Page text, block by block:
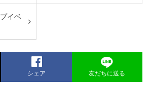
イベ
シェア 友だちに送る